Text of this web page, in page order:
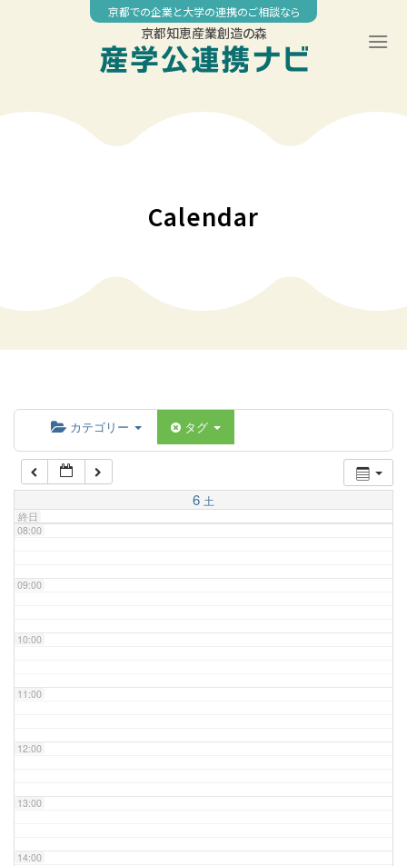
京都での企業と大学の連携のご相談なら
京都知恵産業創造の森
Calendar
カテゴリー タグ
6 土
終日
04:00
07:00
08:00
09:00
10:00
11:00
12:00
13:00
14:00